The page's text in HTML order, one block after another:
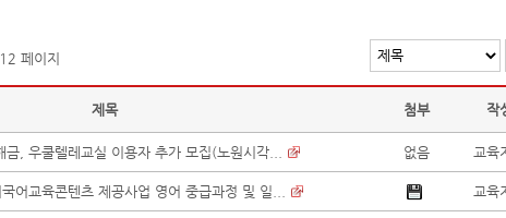
페이지
제목 첨부 작
, 우쿨렐레교실 이용자 추가 모집(노원시각... 없음 교육
어교육콘텐츠 제공사업 영어 중급과정 및 일... 교육